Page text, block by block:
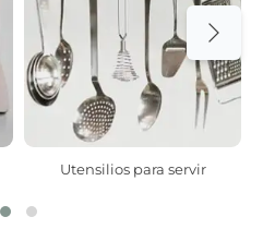
Utensilios para servir